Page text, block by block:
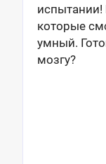
которые
умный.
мозгу?